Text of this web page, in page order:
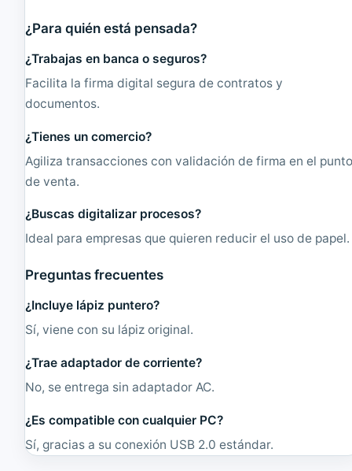
¿Para quién está pensada?
¿Trabajas en banca o seguros?
Facilita la firma digital segura de contratos y
documentos.
¿Tienes un comercio?
Agiliza transacciones con validación de firma en el
de venta.
¿Buscas digitalizar procesos?
Ideal para empresas que quieren reducir el uso de papel.
Preguntas frecuentes
¿Incluye lápiz puntero?
Sí, viene con su lápiz original.
¿Trae adaptador de corriente?
No, se entrega sin adaptador AC.
¿Es compatible con cualquier PC?
Sí, gracias a su conexión USB 2.0 estándar.